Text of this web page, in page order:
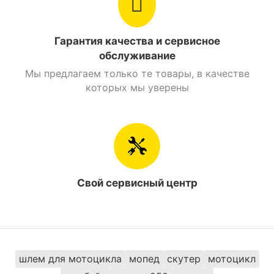
Металлический
каркас
Стояночный тормоз Есть
Мотоциклы 250 см. куб. Spark
Гарантия качества и сервисное
обслуживание
Мы предлагаем только те товары, в качестве
которых мы уверены
Свой сервисный центр
шлем для мотоцикла мопед скутер
мотоцикл